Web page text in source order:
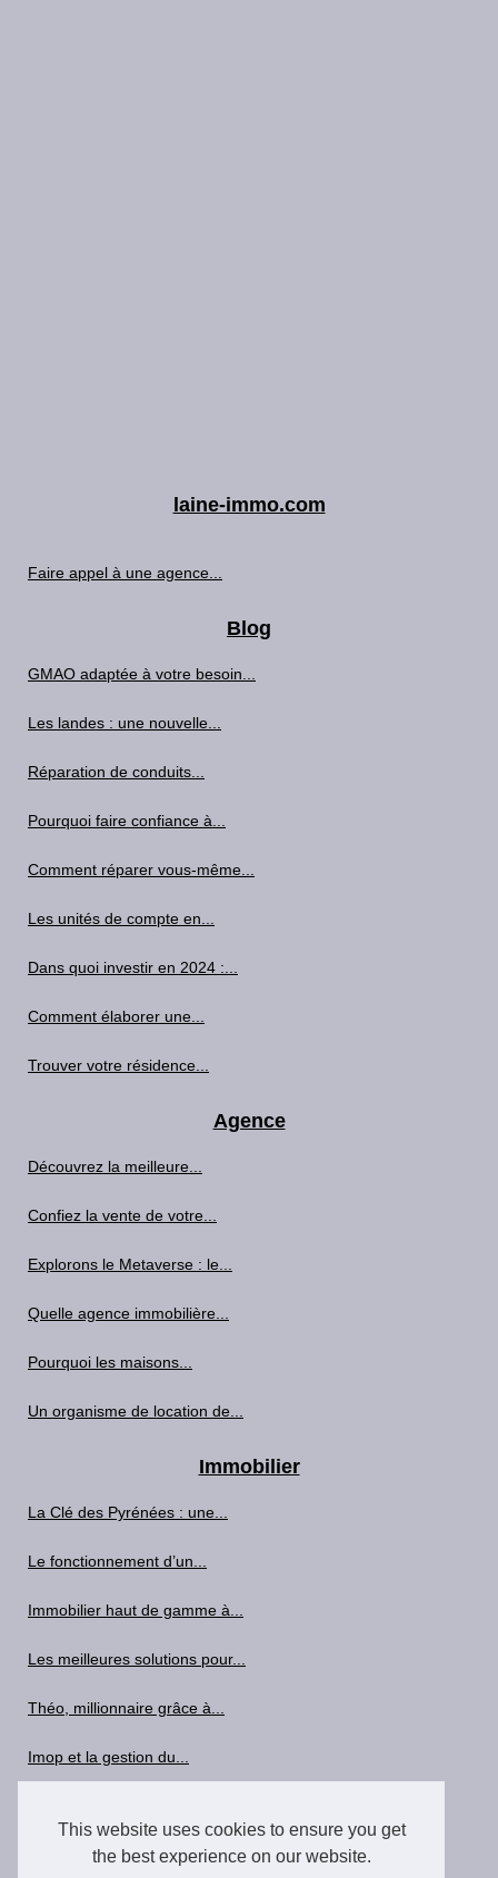
This website uses cookies to ensure you get
the best experience on our website.
laine-immo.com
Faire appel à une agence...
Blog
GMAO adaptée à votre besoin...
Les landes : une nouvelle...
Réparation de conduits...
Pourquoi faire confiance à...
Comment réparer vous-même...
Les unités de compte en...
Dans quoi investir en 2024 :...
Comment élaborer une...
Trouver votre résidence...
Agence
Découvrez la meilleure...
Confiez la vente de votre...
Explorons le Metaverse : le...
Quelle agence immobilière...
Pourquoi les maisons...
Un organisme de location de...
Immobilier
La Clé des Pyrénées : une...
Le fonctionnement d’un...
Immobilier haut de gamme à...
Les meilleures solutions pour...
Théo, millionnaire grâce à...
Imop et la gestion du...
AJC Béarn : 15 Ans...